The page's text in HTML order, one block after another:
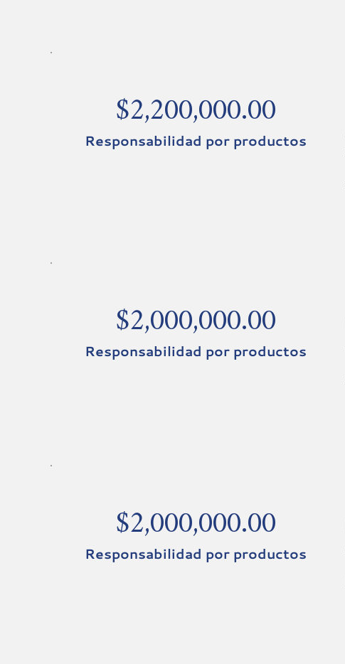
$2,200,000.00
Responsabilidad por productos
$2,000,000.00
Responsabilidad por productos
$2,000,000.00
Responsabilidad por productos